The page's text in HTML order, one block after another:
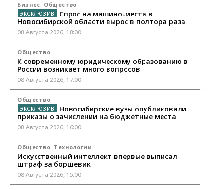
Бизнес Общество
Спрос на машино-места в
Новосибирской области вырос в полтора раза
08 Августа 2026, 18:00
Общество
К современному юридическому образованию в
России возникает много вопросов
08 Августа 2026, 17:00
Общество
Новосибирские вузы опубликовали
приказы о зачислении на бюджетные места
08 Августа 2026, 16:00
Общество Технологии
Искусственный интеллект впервые выписал
штраф за борщевик
08 Августа 2026, 15:00